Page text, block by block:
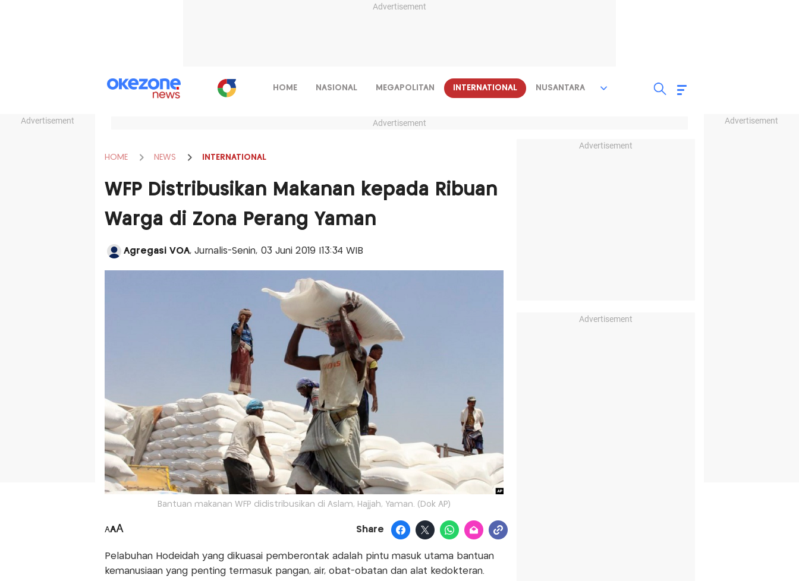
Advertisement
Advertisement Advertisement
HOME NASIONAL MEGAPOLITAN INTERNATIONAL NUSANTARA
Advertisement
HOME NEWS INTERNATIONAL
WFP Distribusikan Makanan kepada Ribuan
Warga di Zona Perang Yaman
Agregasi VOA, Jurnalis-Senin, 03 Juni 2019 |13:34 WIB
Bantuan makanan WFP didistribusikan di Aslam, Hajjah, Yaman. (Dok AP)
AAA Share
Pelabuhan Hodeidah yang dikuasai pemberontak adalah pintu masuk utama bantuan
kemanusiaan yang penting termasuk pangan, air, obat-obatan dan alat kedokteran.
Advertisement
Advertisement